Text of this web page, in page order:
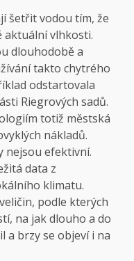
šetřit vodou tím, že
aktuální vlhkosti.
dlouhodobě a
takto chytrého
odstartovala
Riegrových sadů.
totiž městská
nákladů.
nejsou efektivní.
data z
klimatu.
podle kterých
na jak dlouho a do
a brzy se objeví i na